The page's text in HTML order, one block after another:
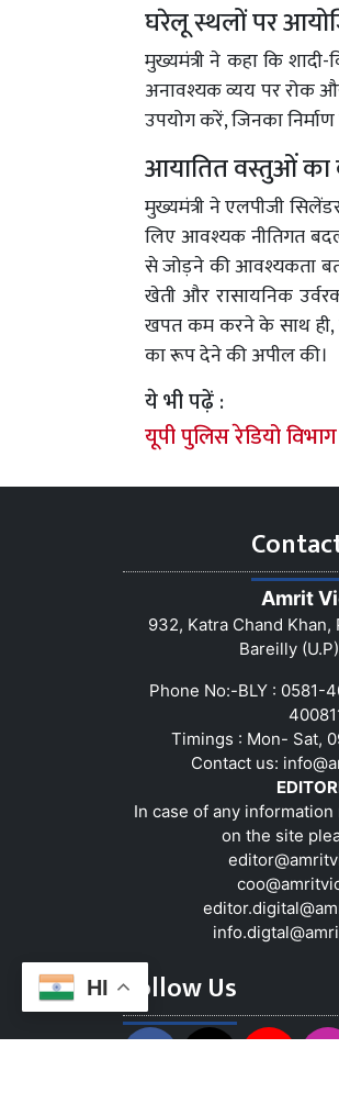
HI
घरेलू स्थलों पर
मुख्यमंत्री ने कहा कि
अनावश्यक व्यय पर रोक
उपयोग करें, जिनका निर्माण
आयातित वस्तुओं का
मुख्यमंत्री ने एलपीजी
लिए आवश्यक नीतिगत
से जोड़ने की आवश्यकता
खेती और रासायनिक
खपत कम करने के साथ ही,
का रूप देने की अपील की।
ये भी पढ़ें :
यूपी पुलिस रेडियो
Amrit
932, Katra Chand Khan,
Bareilly
Phone No:-BLY : 0581-
Timings : Mon- Sat,
Contact us:
In case of any
on the site
Follow Us